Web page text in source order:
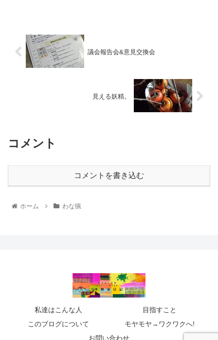
議会報告会&意見交換会
見える妖精。
コメント
コメントを書き込む
ホーム わな猟
私達はこんな人
目指すこと
このブログについて
モヤモヤ→ワクワクへ!
お問い合わせ